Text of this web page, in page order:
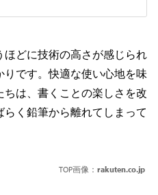
どに技術の高さが感じられ
です。快適な使い心地を味
は、書くことの楽しさを改
く鉛筆から離れてしまって
TOP画像： rakuten.co.jp